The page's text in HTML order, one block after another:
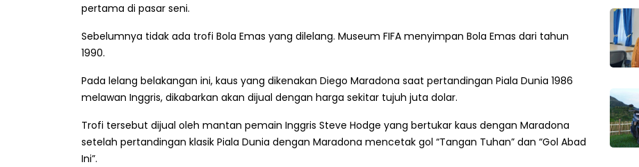
pertama di pasar seni.
Sebelumnya tidak ada trofi Bola Emas yang dilelang. Museum FIFA menyimpan Bola Emas dari tahun
1990.
Pada lelang belakangan ini, kaus yang dikenakan Diego Maradona saat pertandingan Piala Dunia 1986
melawan Inggris, dikabarkan akan dijual dengan harga sekitar tujuh juta dolar.
Trofi tersebut dijual oleh mantan pemain Inggris Steve Hodge yang bertukar kaus dengan Maradona
setelah pertandingan klasik Piala Dunia dengan Maradona mencetak gol “Tangan Tuhan” dan “Gol Abad
Ini”.